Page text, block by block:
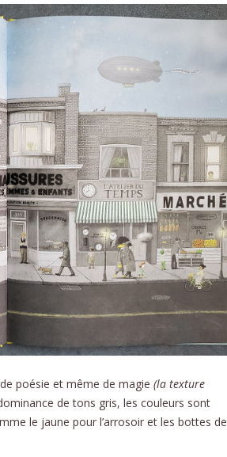
poésie et même de magie (la texture
de tons gris, les couleurs sont
le jaune pour l’arrosoir et les bottes de